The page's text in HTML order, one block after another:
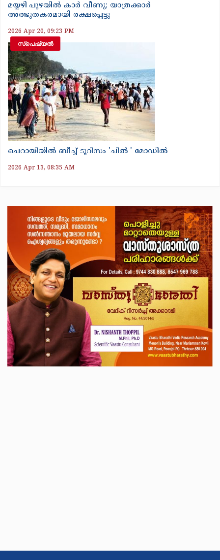
മയ്യഴി പുഴയിൽ കാർ വീണു; യാത്രക്കാർ
അത്ഭുതകരമായി രക്ഷപ്പെട്ടു
2026 Apr 20, 09:23 PM
സ്‌പെഷ്യൽ
ചെറായിയിൽ ബീച്ച് ടൂറിസം 'ചിൽ ' മോഡിൽ
2026 Apr 13, 08:35 AM